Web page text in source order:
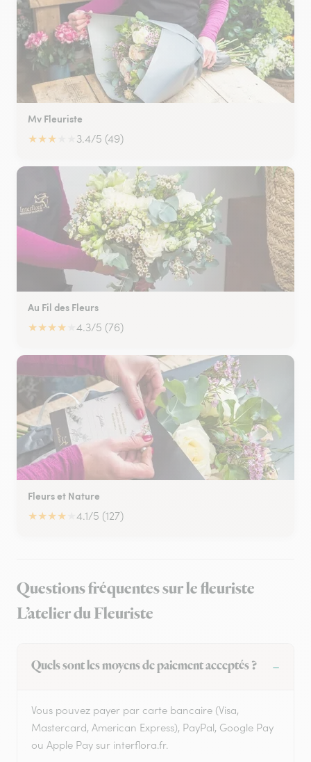
Mv Fleuriste
★★★ 3.4/5 (49)
Au Fil des Fleurs
★★★★ 4.3/5 (76)
Fleurs et Nature
★★★★ 4.1/5 (127)
Questions fréquentes sur le fleuriste
L’atelier du Fleuriste
Quels sont les moyens de paiement acceptés ?
Vous pouvez payer par carte bancaire (Visa,
Mastercard, American Express), PayPal, Google Pay
ou Apple Pay sur interflora.fr.